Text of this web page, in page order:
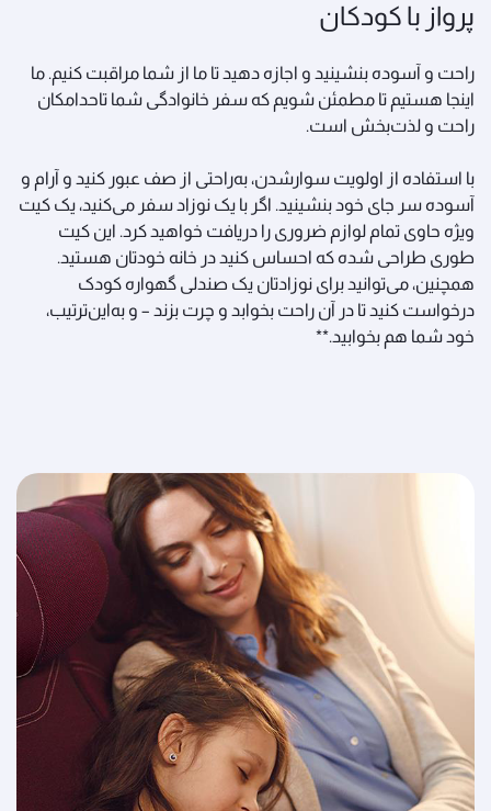
پرواز با کودکان
راحت و آسوده بنشینید و اجازه دهید تا ما از شما مراقبت کنیم. ما
اینجا هستیم تا مطمئن شویم که سفر خانوادگی شما تاحدامکان
راحت و لذت‌بخش است.
با استفاده از اولویت سوارشدن، به‌راحتی از صف عبور کنید و آرام و
آسوده سر جای خود بنشینید. اگر با یک نوزاد سفر می‌کنید، یک کیت
ویژه حاوی تمام لوازم ضروری را دریافت خواهید کرد. این کیت
طوری طراحی شده که احساس کنید در خانه خودتان هستید.
همچنین، می‌توانید برای نوزادتان یک صندلی گهواره کودک
درخواست کنید تا در آن راحت بخوابد و چرت بزند – و به‌این‌ترتیب،
خود شما هم بخوابید.**